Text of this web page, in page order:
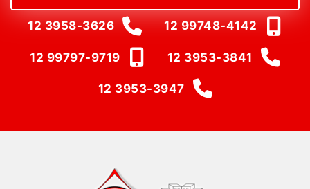
12 3958-3626 12 99748-4142
12 99797-9719 12 3953-3841
12 3953-3947